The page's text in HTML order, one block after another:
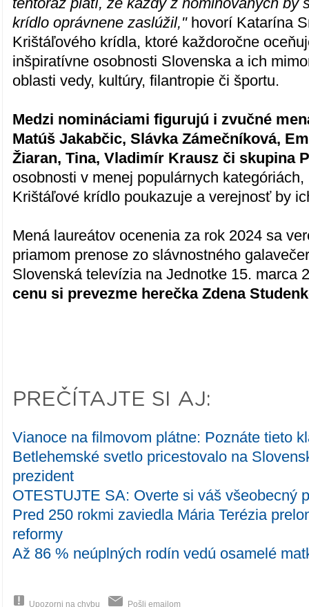
krídlo oprávnene zaslúžil,"hovorí Katarína
Krištáľového krídla, ktoré každoročne
inšpiratívne osobnosti Slovenska a ich
oblasti vedy, kultúry, filantropie či športu.
Medzi nomináciami figurujú i zvučné
Matúš Jakabčic, Slávka Zámečníková,
Žiaran, Tina, Vladimír Krausz či skupina
osobnosti v menej populárnych
Krištáľové krídlo poukazuje a verejnosť by
Mená laureátov ocenenia za rok 2024 sa
priamom prenose zo slávnostného
Slovenská televízia na Jednotke 15. marca
cenu si prevezme herečka Zdena
PREČÍTAJTE SI AJ:
Vianoce na filmovom plátne: Poznáte tieto
Betlehemské svetlo pricestovalo na
prezident
OTESTUJTE SA: Overte si váš všeobecný
Pred 250 rokmi zaviedla Mária Terézia
reformy
Až 86 % neúplných rodín vedú osamelé
Upozorni na chybu Pošli emailom